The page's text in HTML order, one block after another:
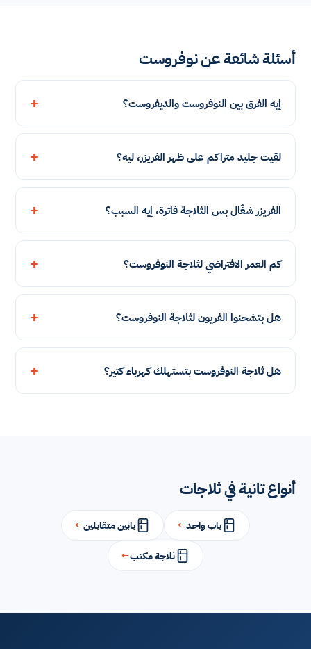
أسئلة شائعة عن نوفروست
إيه الفرق بين النوفروست والديفروست؟
لقيت جليد متراكم على ظهر الفريزر، ليه؟
الفريزر شغّال بس الثلاجة فاترة، إيه السبب؟
كم العمر الافتراضي لثلاجة النوفروست؟
هل بتشحنوا الفريون لثلاجة النوفروست؟
هل ثلاجة النوفروست بتستهلك كهرباء كتير؟
أنواع تانية في ثلاجات
باب واحد← بابين متقابلين←
ثلاجة مكتب←